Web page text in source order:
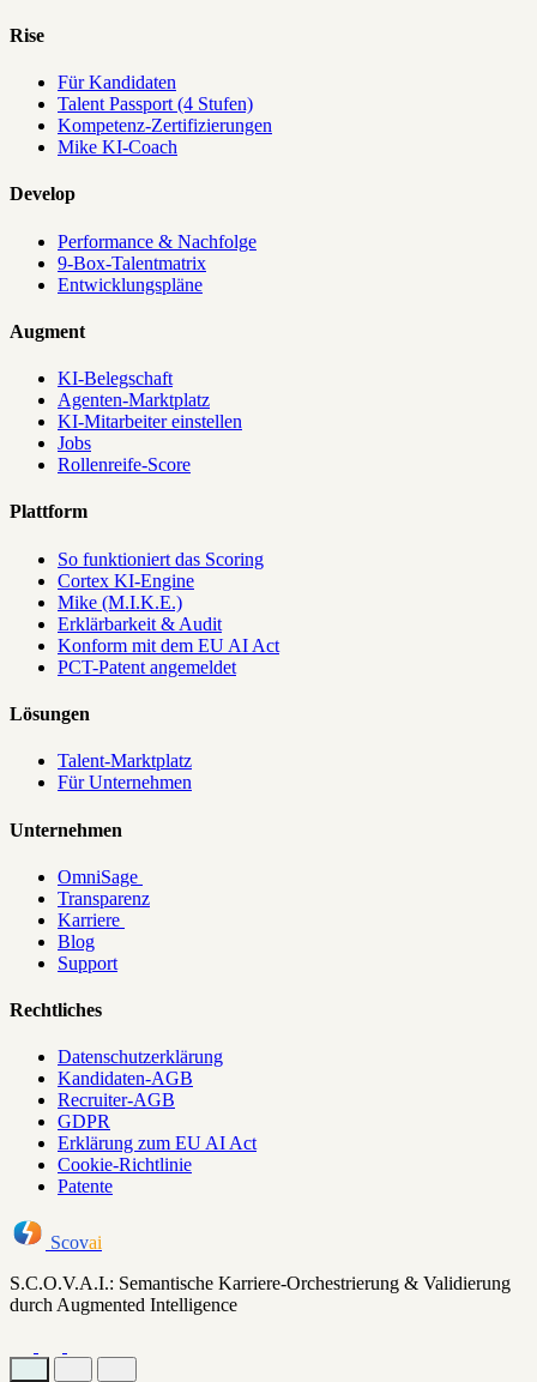
Rise
Für Kandidaten
Talent Passport (4 Stufen)
Kompetenz-Zertifizierungen
Mike KI-Coach
Develop
Performance & Nachfolge
9-Box-Talentmatrix
Entwicklungspläne
Augment
KI-Belegschaft
Agenten-Marktplatz
KI-Mitarbeiter einstellen
Jobs
Rollenreife-Score
Plattform
So funktioniert das Scoring
Cortex KI-Engine
Mike (M.I.K.E.)
Erklärbarkeit & Audit
Konform mit dem EU AI Act
PCT-Patent angemeldet
Lösungen
Talent-Marktplatz
Für Unternehmen
Unternehmen
OmniSage
Transparenz
Karriere
Blog
Support
Rechtliches
Datenschutzerklärung
Kandidaten-AGB
Recruiter-AGB
GDPR
Erklärung zum EU AI Act
Cookie-Richtlinie
Patente
Scovai
S.C.O.V.A.I.: Semantische Karriere-Orchestrierung & Validierung
durch Augmented Intelligence